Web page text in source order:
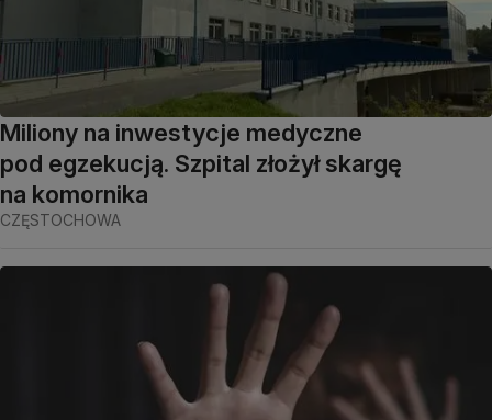
Miliony na inwestycje medyczne
pod egzekucją. Szpital złożył skargę
na komornika
CZĘSTOCHOWA